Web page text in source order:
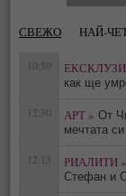
СВЕЖО НАЙ-
10:50
как ще
12:30 АРТ » От
мечтата
12:13 РИАЛИТИ »
Стефан и